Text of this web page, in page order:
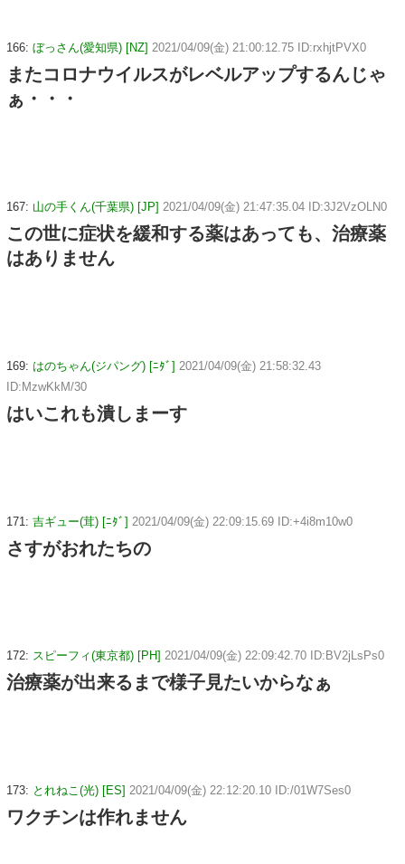
166: ぼっさん(愛知県) [NZ] 2021/04/09(金) 21:00:12.75 ID:rxhjtPVX0
またコロナウイルスがレベルアップするんじゃ
ぁ・・・
167: 山の手くん(千葉県) [JP] 2021/04/09(金) 21:47:35.04 ID:3J2VzOLN0
この世に症状を緩和する薬はあっても、治療薬
はありません
169: はのちゃん(ジパング) [ﾆﾀﾞ] 2021/04/09(金) 21:58:32.43
ID:MzwKkM/30
はいこれも潰しまーす
171: 吉ギュー(茸) [ﾆﾀﾞ] 2021/04/09(金) 22:09:15.69 ID:+4i8m10w0
さすがおれたちの
172: スピーフィ(東京都) [PH] 2021/04/09(金) 22:09:42.70 ID:BV2jLsPs0
治療薬が出来るまで様子見たいからなぁ
173: とれねこ(光) [ES] 2021/04/09(金) 22:12:20.10 ID:/01W7Ses0
ワクチンは作れません